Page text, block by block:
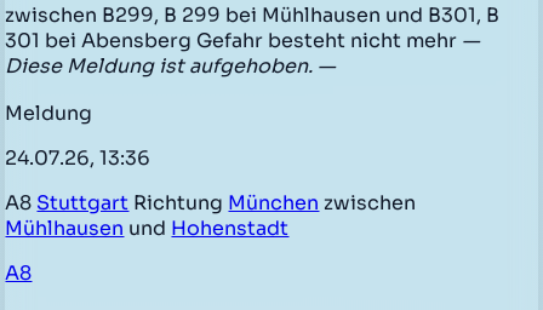
zwischen B299, B 299 bei Mühlhausen und B301, B
301 bei Abensberg Gefahr besteht nicht mehr —
Diese Meldung ist aufgehoben. —
Meldung
24.07.26, 13:36
A8 Stuttgart Richtung München zwischen
Mühlhausen und Hohenstadt
A8